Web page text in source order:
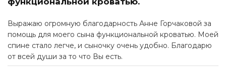
Выражаю огромную благодарность Анне Горчаковой за
помощь для моего сына функциональной кроватью. Моей
спине стало легче, и сыночку очень удобно. Благодарю
от всей души за то что Вы есть.